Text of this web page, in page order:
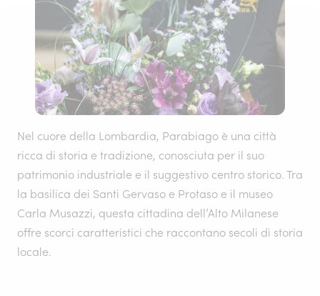
Nel cuore della Lombardia, Parabiago è una città
ricca di storia e tradizione, conosciuta per il suo
patrimonio industriale e il suggestivo centro storico. Tra
la basilica dei Santi Gervaso e Protaso e il museo
Carla Musazzi, questa cittadina dell’Alto Milanese
offre scorci caratteristici che raccontano secoli di storia
locale.